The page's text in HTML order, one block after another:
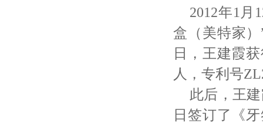
2012年1月
盒（美特家
日，王建霞
人，专利号
此后，王
日签订了《